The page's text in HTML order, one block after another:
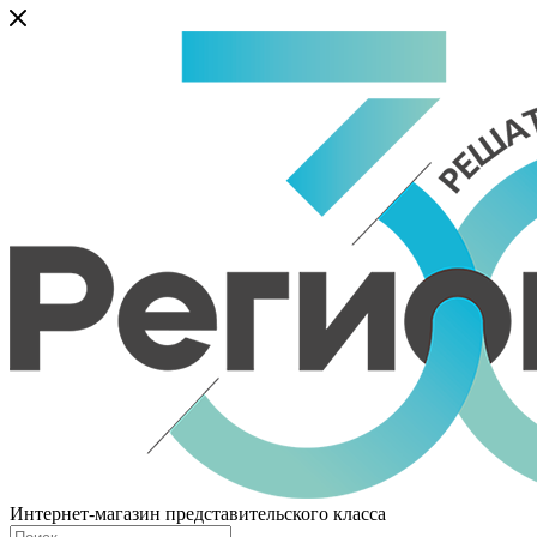
Интернет-магазин представительского класса